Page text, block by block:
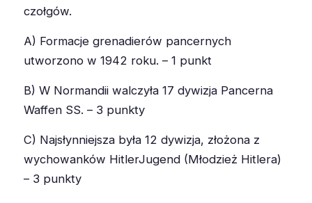
czołgów.
A) Formacje grenadierów pancernych
utworzono w 1942 roku. – 1 punkt
B) W Normandii walczyła 17 dywizja Pancerna
Waffen SS. – 3 punkty
C) Najsłynniejsza była 12 dywizja, złożona z
wychowanków HitlerJugend (Młodzież Hitlera)
– 3 punkty